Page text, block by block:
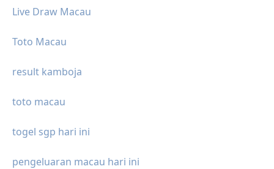
Live Draw Macau
Toto Macau
result kamboja
toto macau
togel sgp hari ini
pengeluaran macau hari ini